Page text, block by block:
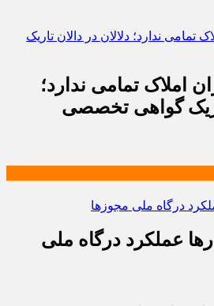
املاک تمامی ندارد؛
گواهی تخصصی
عملکرد درگاه ملی